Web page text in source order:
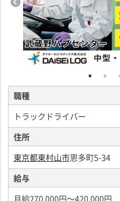
職種
トラックドライバー
住所
東京都東村山市恩多町5-34
給与
月給270,000円～420,000円